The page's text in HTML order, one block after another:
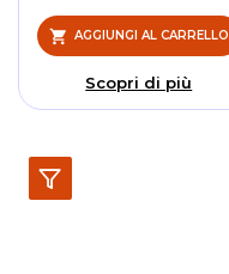
AGGIUNGI AL CARRELLO
Scopri di più